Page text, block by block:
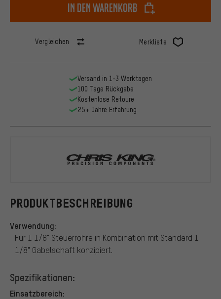
In den Warenkorb
Vergleichen Merkliste
PRODUKTBESCHREIBUNG
Verwendung:
Für 1 1/8" Steuerrohre in Kombination mit Standard 1
1/8" Gabelschaft konzipiert.
Spezifikationen:
Einsatzbereich:
Versand in 1-3 Werktagen
100 Tage Rückgabe
Kostenlose Retoure
25+ Jahre Erfahrung
Chris King